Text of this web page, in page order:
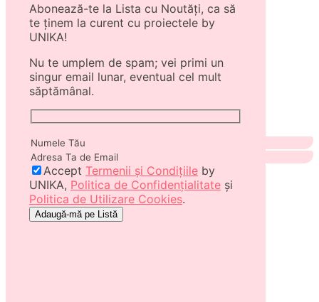
Abonează-te la Lista cu Noutăți, ca să
te ținem la curent cu proiectele by
UNIKA!
Nu te umplem de spam; vei primi un
singur email lunar, eventual cel mult
săptămânal.
Accept Termenii și Condițiile by
UNIKA, Politica de Confidențialitate și
Politica de Utilizare Cookies.